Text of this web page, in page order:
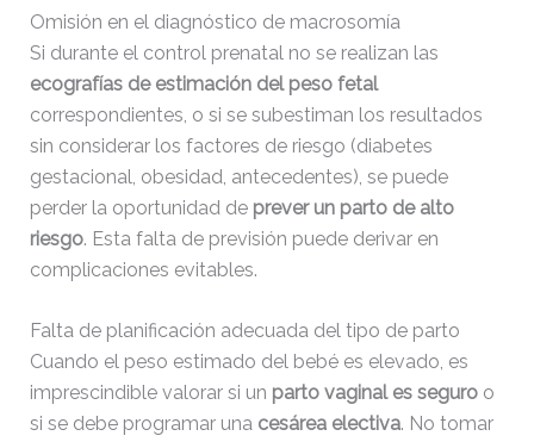
Omisión en el diagnóstico de macrosomía
Si durante el control prenatal no se realizan las
ecografías de estimación del peso fetal
correspondientes, o si se subestiman los resultados
sin considerar los factores de riesgo (diabetes
gestacional, obesidad, antecedentes), se puede
perder la oportunidad de prever un parto de alto
riesgo. Esta falta de previsión puede derivar en
complicaciones evitables.
Falta de planificación adecuada del tipo de parto
Cuando el peso estimado del bebé es elevado, es
imprescindible valorar si un parto vaginal es seguroo
si se debe programar una cesárea electiva. No tomar